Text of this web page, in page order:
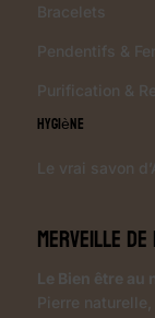
Bracelets
Pendentifs &
Purification &
Hygiène
Le vrai savon
Merveille
Le Bien être au
Pierre naturelle